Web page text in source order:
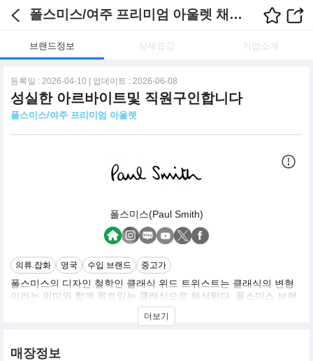
폴스미스/여주 프리미엄 아울렛 채용정보
브랜드정보 상세요강 기업소개
등록일 : 2026-04-10 | 업데이트 : 2026-06-08
성실한 아르바이트및 직원구인합니다
폴스미스/여주 프리미엄 아울렛
폴스미스(Paul Smith)
의류.잡화 영국 수입 브랜드 중고가
폴스미스의 디자인 철학인 클래식 위드 트위스트는 클래식의 변형
이라는 의미와 함께 위트있는 클래식으로 해석된다. 폴스미스 브랜
드에서 위트는 핵심요소 중 하나다. 실제로 브랜드 설립자인 폴 스미
스는 언론과의 인터뷰에서 자신은 획일화된 생각으로 다른 사람들
할 정도로 언제나 엉뚱함과, 창의적인 것을 추구하고 있다.
더보기
매장정보